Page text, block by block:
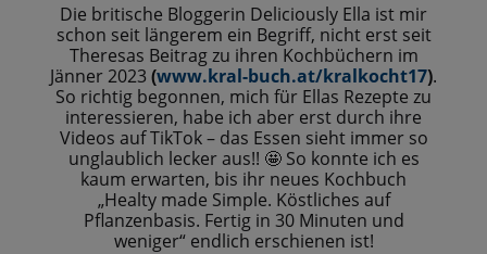
Die britische Bloggerin Deliciously Ella ist mir
schon seit längerem ein Begriff, nicht erst seit
Theresas Beitrag zu ihren Kochbüchern im
Jänner 2023 (www.kral-buch.at/kralkocht17).
So richtig begonnen, mich für Ellas Rezepte zu
interessieren, habe ich aber erst durch ihre
Videos auf TikTok – das Essen sieht immer so
unglaublich lecker aus!! 🤩 So konnte ich es
kaum erwarten, bis ihr neues Kochbuch
„Healty made Simple. Köstliches auf
Pflanzenbasis. Fertig in 30 Minuten und
weniger“ endlich erschienen ist!